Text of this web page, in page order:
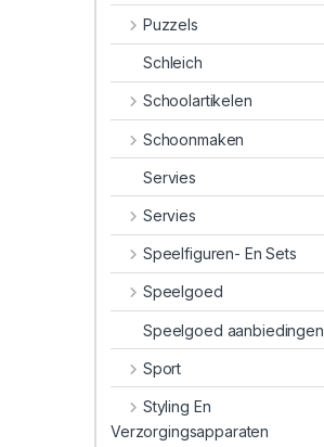
Puzzels
Schleich
Schoolartikelen
Schoonmaken
Servies
Servies
Speelfiguren- En Sets
Speelgoed
Speelgoed aanbiedingen
Sport
Styling En
Verzorgingsapparaten